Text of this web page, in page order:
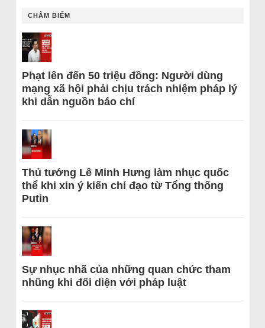
CHÂM BIẾM
Phạt lên đến 50 triệu đồng: Người dùng
mạng xã hội phải chịu trách nhiệm pháp lý
khi dẫn nguồn báo chí
Thủ tướng Lê Minh Hưng làm nhục quốc
thể khi xin ý kiến chỉ đạo từ Tổng thống
Putin
Sự nhục nhã của những quan chức tham
nhũng khi đối diện với pháp luật